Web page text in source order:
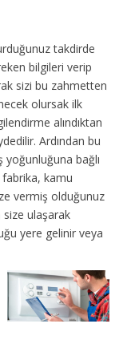
takdirde
bilgileri verip
sizi bu zahmetten
olursak ilk
alındıktan
Ardından bu
yoğunluğuna bağlı
fabrika, kamu
vermiş olduğunuz
ulaşarak
yere gelinir veya